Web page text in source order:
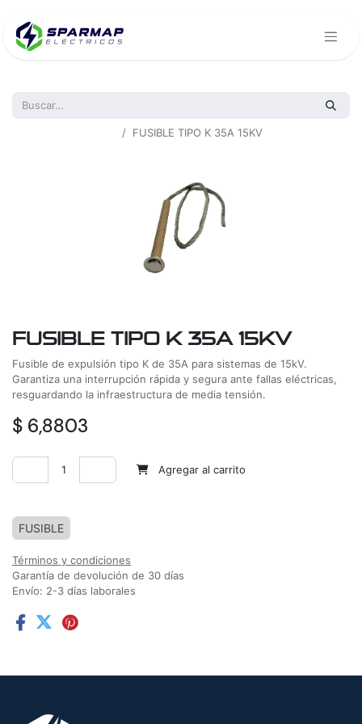
FUSIBLE TIPO K 35A 15KV
FUSIBLE TIPO K 35A 15KV
Fusible de expulsión tipo K de 35A para sistemas de 15kV.
Garantiza una interrupción rápida y segura ante fallas eléctricas,
resguardando la infraestructura de media tensión.
$ 6,8803
Agregar al carrito
FUSIBLE
Términos y condiciones
Garantía de devolución de 30 días
Envío: 2-3 días laborales